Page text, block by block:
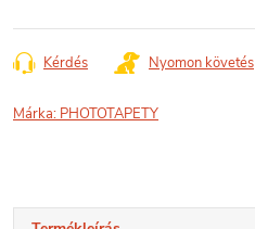
Kérdés Nyomon követés
Márka: PHOTOTAPETY